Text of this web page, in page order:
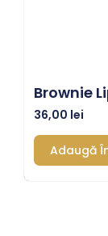
Brownie
36,00 lei
Adaugă